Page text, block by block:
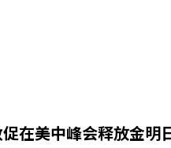
在美中峰会释放金明